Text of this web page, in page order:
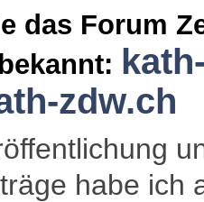
das Forum
zdw.ch
habe ich